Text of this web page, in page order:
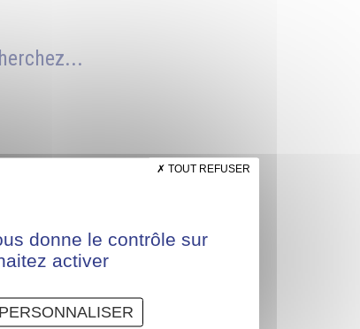
Réalisation Bois
Bois et Matériaux Associés
donne le contrôle sur
activer
TOUT REFUSER
PERSONNALISER